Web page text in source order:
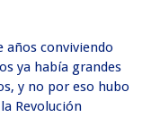
años conviviendo
ya había grandes
y no por eso hubo
Revolución